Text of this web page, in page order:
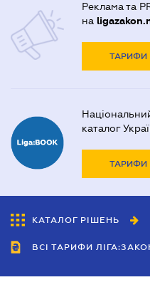
Реклама та
на
ТАРИФИ
каталог
ТАРИФИ
КАТАЛОГ РІШЕНЬ
ВСІ ТАРИФИ